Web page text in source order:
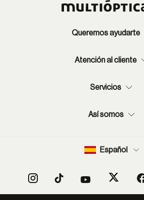
Queremos ayudarte
Atención al cliente
Servicios
Así somos
Español